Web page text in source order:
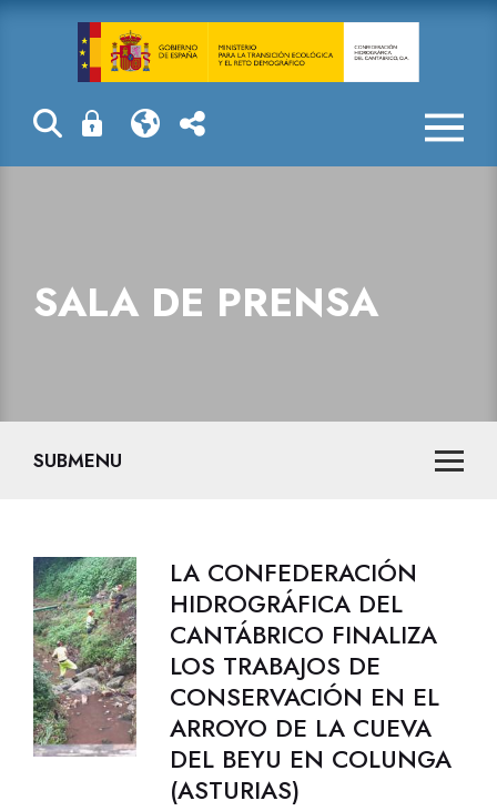
Sala de prensa
SALA DE PRENSA
SUBMENU
LA CONFEDERACIÓN
HIDROGRÁFICA DEL
CANTÁBRICO FINALIZA
LOS TRABAJOS DE
CONSERVACIÓN EN EL
ARROYO DE LA CUEVA
DEL BEYU EN COLUNGA
(ASTURIAS)